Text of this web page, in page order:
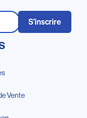
S’inscrire
Vente